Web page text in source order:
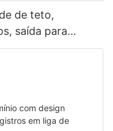
de teto,
saída para